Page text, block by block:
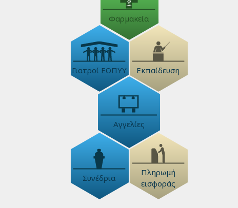
Φαρμακεία
Γιατροί ΕΟΠΥΥ Εκπαίδευση
Αγγελίες
Συνέδρια
Πληρωμή
εισφοράς